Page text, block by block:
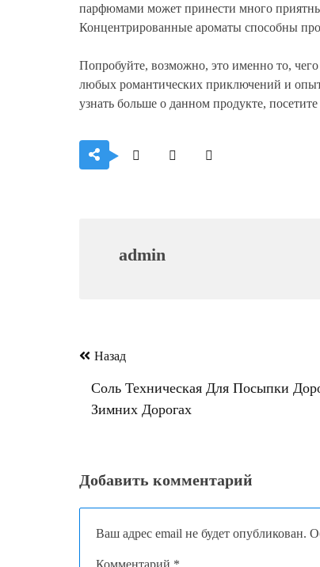
парфюмами может принести много
Концентрированные ароматы способны
Попробуйте, возможно, это именно то,
любых романтических приключений и
узнать больше о данном продукте,
admin
Навигация
записям
Назад
Соль Техническая Для Посыпки
Зимних Дорогах
Добавить комментарий
Ваш адрес email не будет опубликован.